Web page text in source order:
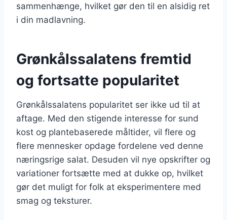
sammenhænge, hvilket gør den til en alsidig ret
i din madlavning.
Grønkålssalatens fremtid
og fortsatte popularitet
Grønkålssalatens popularitet ser ikke ud til at
aftage. Med den stigende interesse for sund
kost og plantebaserede måltider, vil flere og
flere mennesker opdage fordelene ved denne
næringsrige salat. Desuden vil nye opskrifter og
variationer fortsætte med at dukke op, hvilket
gør det muligt for folk at eksperimentere med
smag og teksturer.